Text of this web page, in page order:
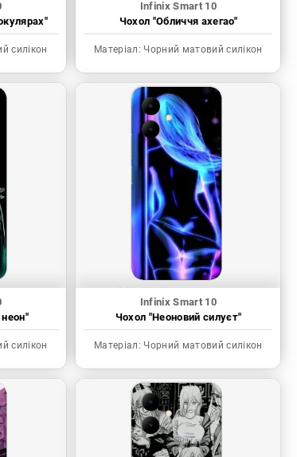
силікон
Infinix Smart 10
Чохол "Обличчя ахегао"
Матеріал: Чорний матовий силікон
силікон
Infinix Smart 10
Чохол "Неоновий силуєт"
Матеріал: Чорний матовий силікон